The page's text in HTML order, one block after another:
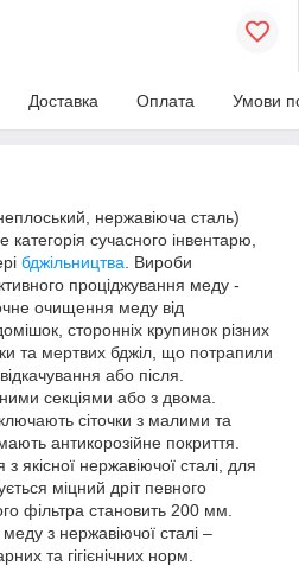
Доставка Оплата Умови
нержавіюча сталь)
сучасного інвентарю,
бджільництва . Вироби
проціджування меду -
очищення меду від
сторонніх крупинок різних
та мертвих бджіл, що потрапили
або після.
секціями або з двома.
сіточки з малими та
антикорозійне покриття.
якісної нержавіючої сталі, для
міцний дріт певного
фільтра становить 200 мм.
з нержавіючої сталі –
та гігієнічних норм.